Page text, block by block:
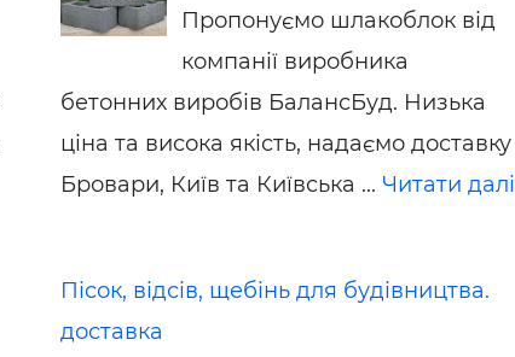
Пропонуємо шлакоблок від
компанії виробника
бетонних виробів БалансБуд. Низька
ціна та висока якість, надаємо доставку
Бровари, Київ та Київська ... Читати далі
Пісок, відсів, щебінь для будівництва.
доставка